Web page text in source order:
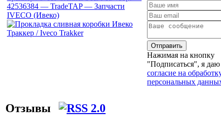
Отправить
Нажимая на кнопку
"Подписаться", я даю
согласие на
персональных
Отзывы